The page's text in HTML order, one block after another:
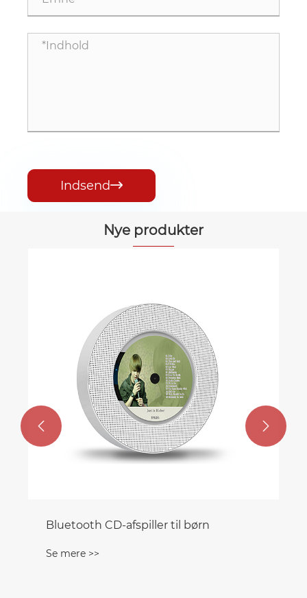
Indsend
Nye produkter
Bluetooth CD-afspiller til børn
Se mere >>
 